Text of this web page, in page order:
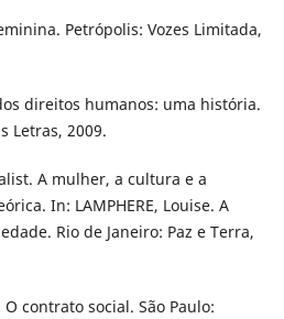
Petrópolis: Vozes Limitada,
direitos humanos: uma história.
Letras, 2009.
A mulher, a cultura e a
In: LAMPHERE, Louise. A
Rio de Janeiro: Paz e Terra,
O contrato social. São Paulo: